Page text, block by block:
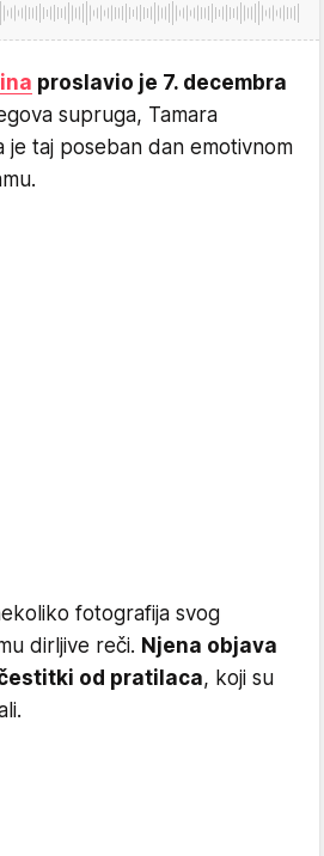
proslavio je 7. decembra
supruga, Tamara
je taj poseban dan emotivnom
fotografija svog
dirljive reči. Njena objava
od pratilaca, koji su